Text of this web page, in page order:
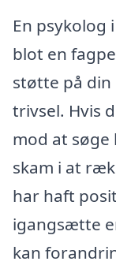
En psykolog
blot en
støtte på din
trivsel. Hvis
mod at
skam i at
har haft
igangsætte
kan